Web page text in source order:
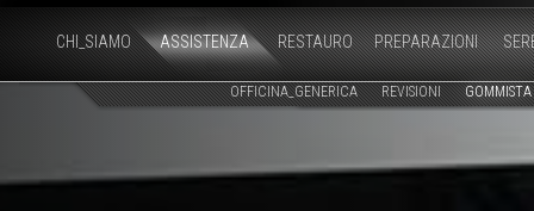
CHI_SIAMO ASSISTENZA RESTAURO PREPARAZIONI
OFFICINA_GENERICA REVISIONI GOMMISTA